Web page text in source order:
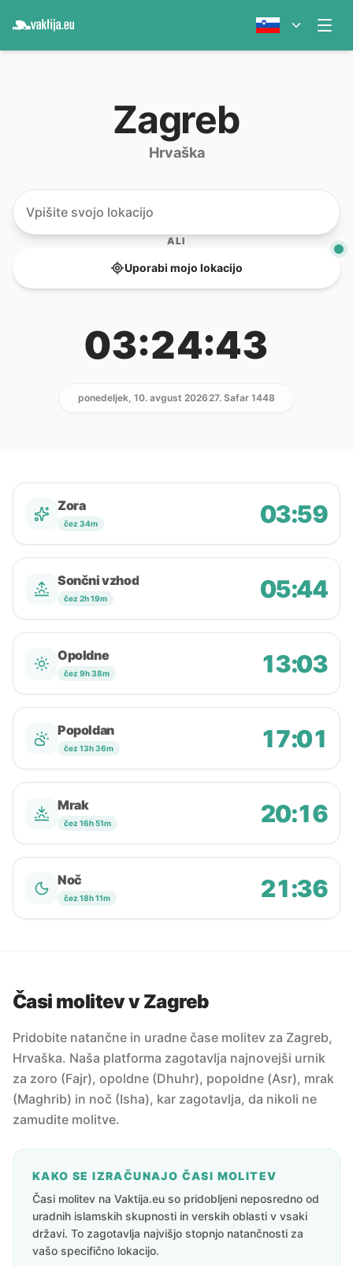
Zagreb
Hrvaška
ALI
Uporabi mojo lokacijo
03:24:43
ponedeljek, 10. avgust 202627. Safar 1448
Zora
čez 34m 03:59
Sončni vzhod
čez 2h 19m 05:44
Opoldne
čez 9h 38m 13:03
Popoldan
čez 13h 36m 17:01
Mrak
čez 16h 51m 20:16
Noč
čez 18h 11m 21:36
Časi molitev v Zagreb
Pridobite natančne in uradne čase molitev za Zagreb,
Hrvaška. Naša platforma zagotavlja najnovejši urnik
za zoro (Fajr), opoldne (Dhuhr), popoldne (Asr), mrak
(Maghrib) in noč (Isha), kar zagotavlja, da nikoli ne
zamudite molitve.
KAKO SE IZRAČUNAJO ČASI MOLITEV
Časi molitev na Vaktija.eu so pridobljeni neposredno od
uradnih islamskih skupnosti in verskih oblasti v vsaki
državi. To zagotavlja najvišjo stopnjo natančnosti za
vašo specifično lokacijo.